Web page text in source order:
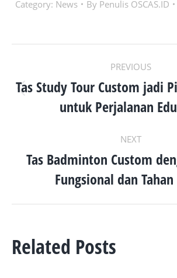
Category: News By Penulis OSCAS.ID
NAVIGATION
PREVIOUS
Previous
post:
Tas Study Tour Custom jadi
untuk Perjalanan
NEXT
Next
post:
Tas Badminton Custom
Fungsional dan
Related Posts